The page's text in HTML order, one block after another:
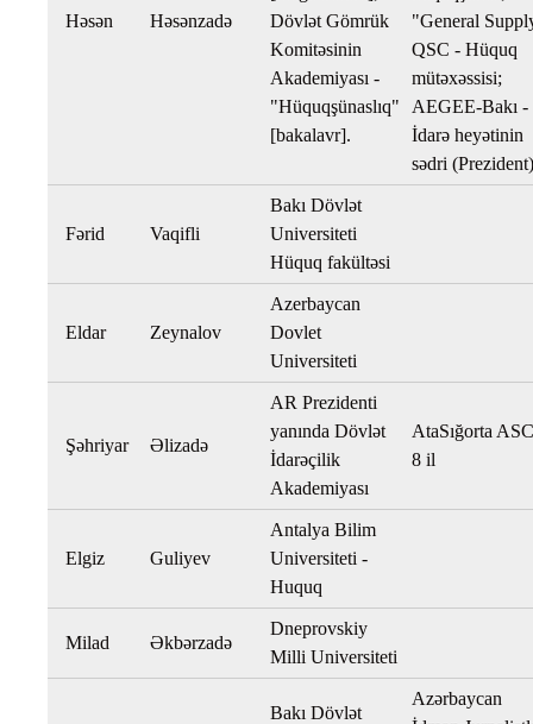
Həsən Həsənzadə
Dövlət Gömrük
Komitəsinin
Akademiyası -
"Hüquqşünaslıq"
[bakalavr].
"General
QSC - Hüquq
mütəxəssisi;
AEGEE-Bakı -
İdarə heyətinin
sədri
Fərid Vaqifli
Bakı Dövlət
Universiteti
Hüquq fakültəsi
Eldar Zeynalov
Azerbaycan
Dovlet
Universiteti
Şəhriyar Əlizadə
AR Prezidenti
yanında Dövlət
İdarəçilik
Akademiyası
AtaSığorta
8 il
Elgiz Guliyev
Antalya Bilim
Universiteti -
Huquq
Milad Əkbərzadə
Dneprovskiy
Milli Universiteti
Bakı Dövlət
Azərbaycan